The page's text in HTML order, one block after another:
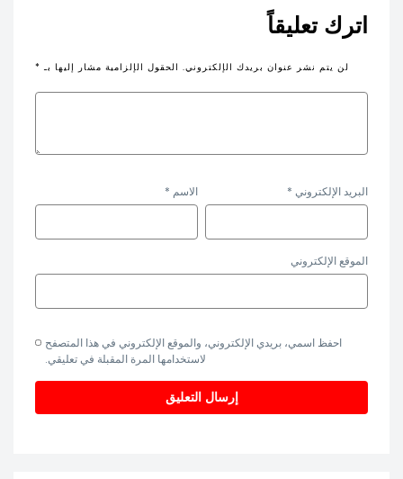
اترك تعليقاً
لن يتم نشر عنوان بريدك الإلكتروني. الحقول الإلزامية مشار إليها بـ *
الاسم * البريد الإلكتروني *
الموقع الإلكتروني
احفظ اسمي، بريدي الإلكتروني، والموقع الإلكتروني في هذا المتصفح
لاستخدامها المرة المقبلة في تعليقي.